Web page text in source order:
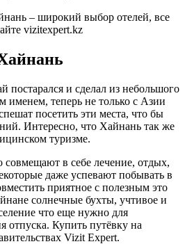
и сделал из небольшого
именем, теперь не только с Азии
посетить эти места, что бы
Интересно, что Хайнань так же
туризме.
совмещают в себе лечение, отдых,
даже успевают побывать в
приятное с полезным это
солнечные бухты, учтивое и
что еще нужно для
отпуска. Купить путёвку на
Vizit Expert.